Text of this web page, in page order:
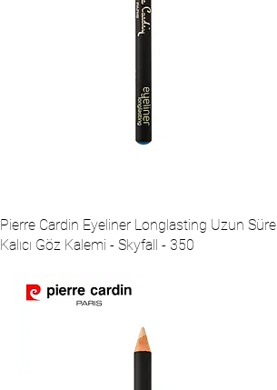
Pierre Cardin Eyeliner Longlasting Uzun Süre
Kalıcı Göz Kalemi - Skyfall - 350